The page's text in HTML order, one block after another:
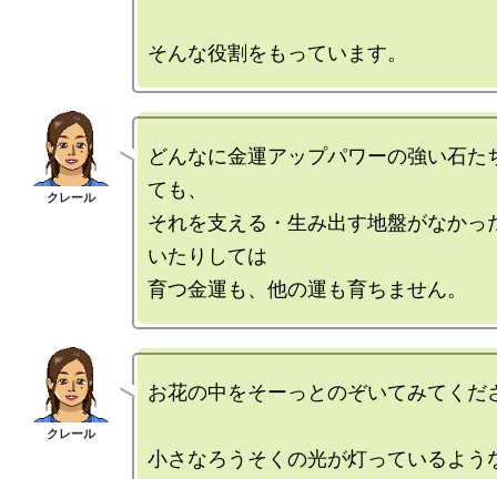
どんなに金運アップパワーの強い石た
ても、
それを支える・生み出す地盤がなかっ
いたりしては
お花の中をそーっとのぞいてみてくだ
小さなろうそくの光が灯っているよう